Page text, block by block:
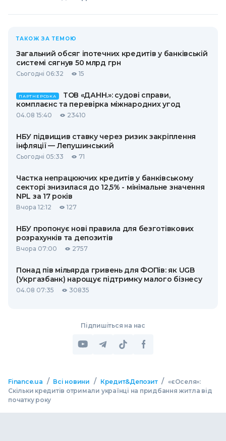
ТАКОЖ ЗА ТЕМОЮ
Загальний обсяг іпотечних кредитів у банківській
системі сягнув 50 млрд грн
Сьогодні 06:32 15
ПАРТНЕРСЬКА
ТОВ «ДАНН.»: судові справи,
комплаєнс та перевірка міжнародних угод
04.08 15:40 23410
НБУ підвищив ставку через ризик закріплення
інфляції — Лепушинський
Сьогодні 05:33 71
Частка непрацюючих кредитів у банківському
секторі знизилася до 12,5% - мінімальне значення
NPL за 17 років
Вчора 12:12 127
НБУ пропонує нові правила для безготівкових
розрахунків та депозитів
Вчора 07:00 2757
Понад пів мільярда гривень для ФОПів: як UGB
(Укргазбанк) нарощує підтримку малого бізнесу
04.08 07:35 30835
Підпишіться на нас
Finance.ua / Всі новини / Кредит&Депозит / «єОселя»:
Скільки кредитів отримали українці на придбання житла від
початку року